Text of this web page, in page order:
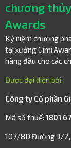
chương
Awards
Kỷ niệm chương
tại xưởng Gimi
hàng đầu cho các
Được đại diện bởi:
Công ty Cổ phần
Mã số thuế: 1801
107/8D Đường 3/2,